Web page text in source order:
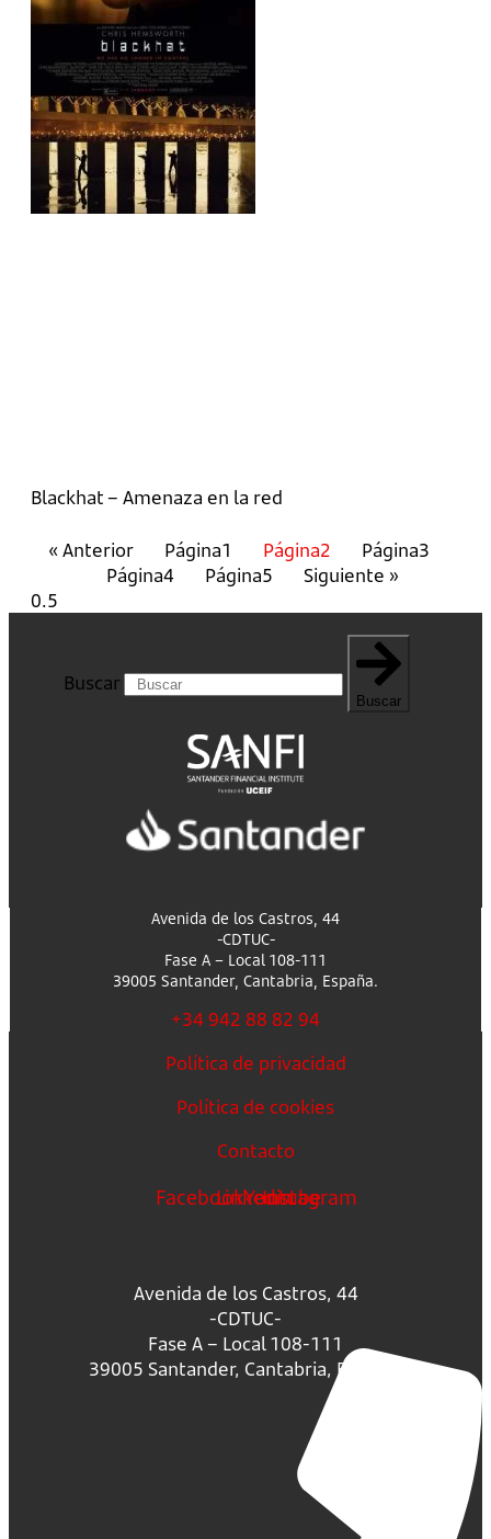
Blackhat – Amenaza en la red
« Anterior Página1 Página2 Página3
Página4 Página5 Siguiente »
Buscar
Buscar
Avenida de los Castros, 44
-CDTUC-
Fase A – Local 108-111
39005 Santander, Cantabria, España.
+34 942 88 82 94
Política de privacidad
Política de cookies
Contacto
FacebookLinkedin
Youtube
Instagram
Avenida de los Castros, 44
-CDTUC-
Fase A – Local 108-111
39005 Santander, Cantabria, España.